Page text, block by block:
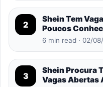
2
Shein Tem
Poucos
6 min read · 02/
3
Shein Procura
Vagas Abertas